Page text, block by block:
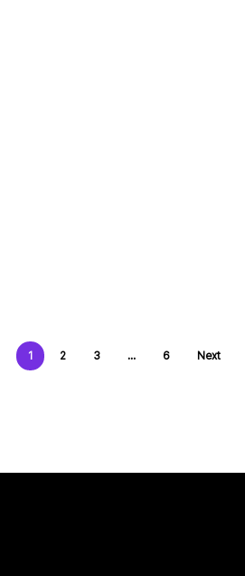
1 2 3 … 6 Next